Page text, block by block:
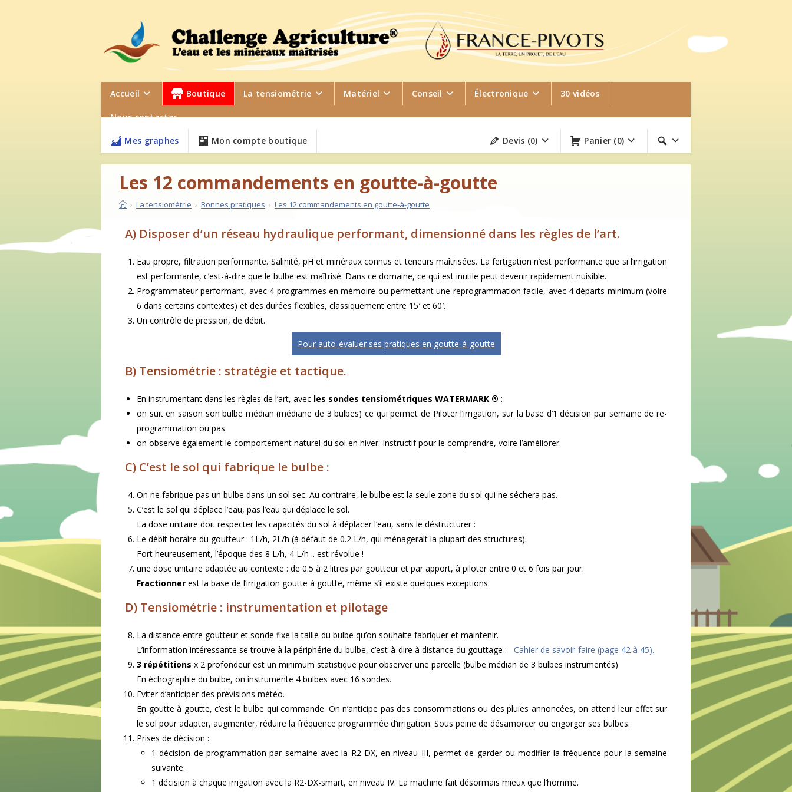
Accueil Boutique La tensiométrie Matériel Conseil Électronique 30 vidéos
Nous contacter
Mes graphes Mon compte boutique Panier (0)
Devis (0)
Les 12 commandements en goutte-à-goutte
› La tensiométrie › Bonnes pratiques › Les 12 commandements en goutte-à-goutte
A) Disposer d’un réseau hydraulique performant, dimensionné dans les règles de l’art.
Eau propre, filtration performante. Salinité, pH et minéraux connus et teneurs maîtrisées. La fertigation n’est performante que si l’irrigation
est performante, c’est-à-dire que le bulbe est maîtrisé. Dans ce domaine, ce qui est inutile peut devenir rapidement nuisible.
Programmateur performant, avec 4 programmes en mémoire ou permettant une reprogrammation facile, avec 4 départs minimum (voire
6 dans certains contextes) et des durées flexibles, classiquement entre 15′ et 60′.
Un contrôle de pression, de débit.
Pour auto-évaluer ses pratiques en goutte-à-goutte
B) Tensiométrie : stratégie et tactique.
En instrumentant dans les règles de l’art, avec les sondes tensiométriques WATERMARK ® :
on suit en saison son bulbe médian (médiane de 3 bulbes) ce qui permet de Piloter l’irrigation, sur la base d’1 décision par semaine de re-
programmation ou pas.
on observe également le comportement naturel du sol en hiver. Instructif pour le comprendre, voire l’améliorer.
C) C’est le sol qui fabrique le bulbe :
On ne fabrique pas un bulbe dans un sol sec. Au contraire, le bulbe est la seule zone du sol qui ne séchera pas.
C’est le sol qui déplace l’eau, pas l’eau qui déplace le sol.
La dose unitaire doit respecter les capacités du sol à déplacer l’eau, sans le déstructurer :
Le débit horaire du goutteur : 1L/h, 2L/h (à défaut de 0.2 L/h, qui ménagerait la plupart des structures).
Fort heureusement, l’époque des 8 L/h, 4 L/h .. est révolue !
une dose unitaire adaptée au contexte : de 0.5 à 2 litres par goutteur et par apport, à piloter entre 0 et 6 fois par jour.
Fractionner est la base de l’irrigation goutte à goutte, même s’il existe quelques exceptions.
D) Tensiométrie : instrumentation et pilotage
La distance entre goutteur et sonde fixe la taille du bulbe qu’on souhaite fabriquer et maintenir.
L’information intéressante se trouve à la périphérie du bulbe, c’est-à-dire à distance du gouttage : Cahier de savoir-faire (page 42 à 45).
3 répétitions x 2 profondeur est un minimum statistique pour observer une parcelle (bulbe médian de 3 bulbes instrumentés)
En échographie du bulbe, on instrumente 4 bulbes avec 16 sondes.
Eviter d’anticiper des prévisions météo.
En goutte à goutte, c’est le bulbe qui commande. On n’anticipe pas des consommations ou des pluies annoncées, on attend leur effet sur
le sol pour adapter, augmenter, réduire la fréquence programmée d’irrigation. Sous peine de désamorcer ou engorger ses bulbes.
Prises de décision :
1 décision de programmation par semaine avec la R2-DX, en niveau III, permet de garder ou modifier la fréquence pour la semaine
suivante.
1 décision à chaque irrigation avec la R2-DX-smart, en niveau IV. La machine fait désormais mieux que l’homme.